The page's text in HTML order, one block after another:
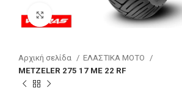
Click to enlarge
Αρχική σελίδα
ΕΛΑΣΤΙΚΑ MOTO
METZELER 275 17 ME 22 RF